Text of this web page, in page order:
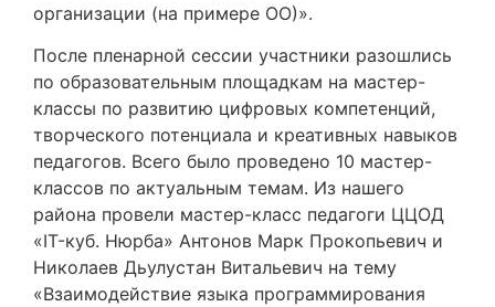
организации (на примере ОО)».
После пленарной сессии участники разошлись
по образовательным площадкам на мастер-
классы по развитию цифровых компетенций,
творческого потенциала и креативных навыков
педагогов. Всего было проведено 10 мастер-
классов по актуальным темам. Из нашего
района провели мастер-класс педагоги ЦЦОД
«IT-куб. Нюрба» Антонов Марк Прокопьевич и
Николаев Дьулустан Витальевич на тему
«Взаимодействие языка программирования